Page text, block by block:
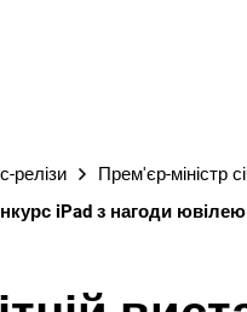
релізи
Прем'єр-міністр
iPad з нагоди ювілею